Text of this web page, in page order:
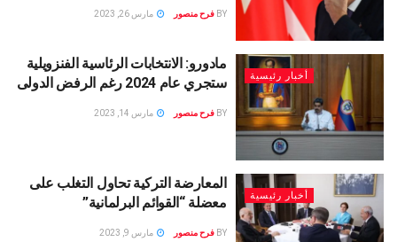
BY فرح منصور مارس 26, 2023
أخبار رئيسية
مادورو: الانتخابات الرئاسية الفنزويلية
ستجري عام 2024 رغم الرفض الدولى
BY فرح منصور مارس 14, 2023
أخبار رئيسية
المعارضة التركية تحاول التغلب على
معضلة “القوائم البرلمانية”
BY فرح منصور مارس 9, 2023